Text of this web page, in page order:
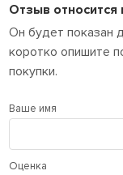
Отзыв
Он будет показан
коротко опишите
покупки.
Ваше имя
Оценка